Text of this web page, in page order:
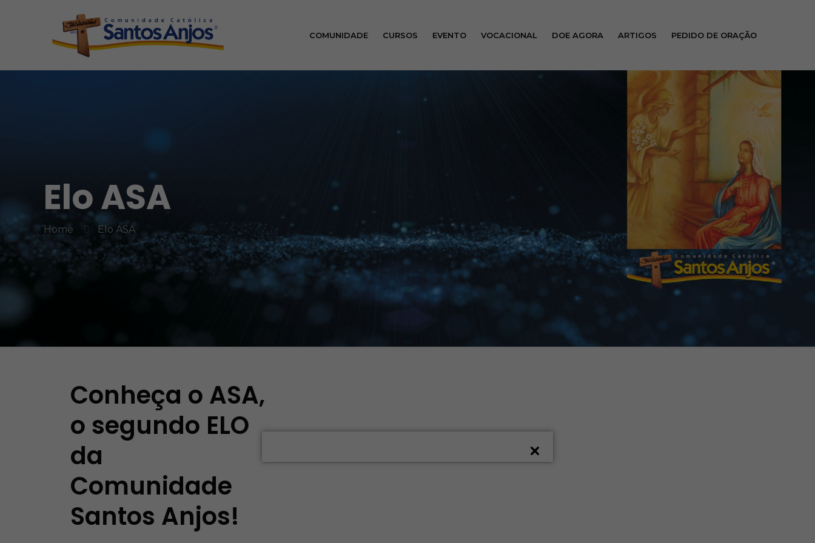
COMUNIDADE CURSOS EVENTO VOCACIONAL DOE AGORA ARTIGOS PEDIDO DE ORAÇÃO
Elo ASA
Home Elo ASA
Conheça o ASA,
o segundo ELO
da
Comunidade
Santos Anjos!